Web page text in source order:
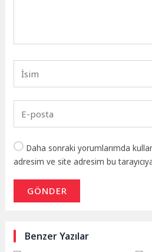
Daha sonraki yorumlarımda
adresim ve site adresim bu
GÖNDER
Benzer Yazılar